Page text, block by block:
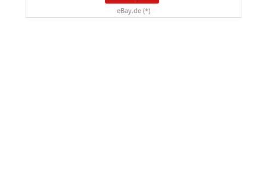
eBay.de (*)